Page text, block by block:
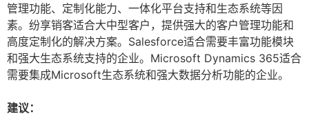
管理功能、定制化能力、一体化平台支持和生态系统等因
素。纷享销客适合大中型客户，提供强大的客户管理功能和
高度定制化的解决方案。Salesforce适合需要丰富功能模块
和强大生态系统支持的企业。Microsoft Dynamics 365适合
需要集成Microsoft生态系统和强大数据分析功能的企业。
建议：